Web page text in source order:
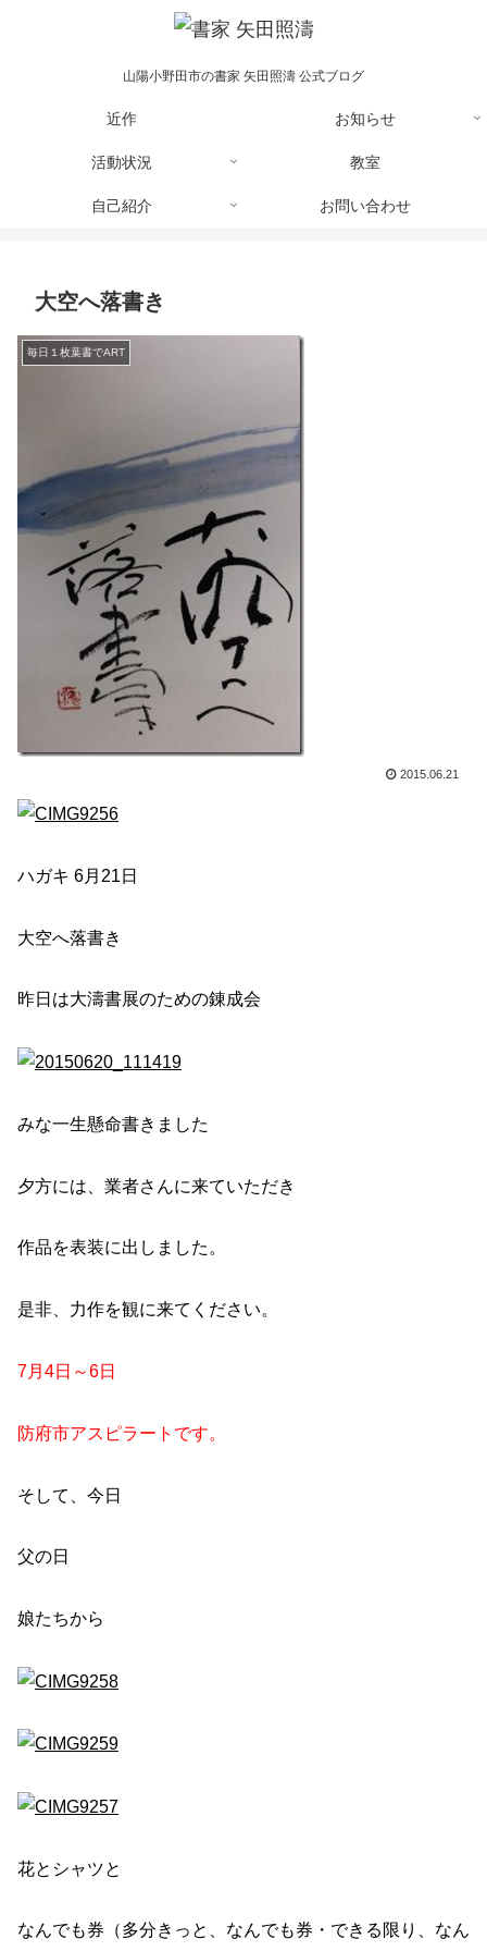
山陽小野田市の書家 矢田照濤 公式ブログ
近作 お知らせ
活動状況 教室
自己紹介 お問い合わせ
大空へ落書き
毎日１枚葉書でART
2015.06.21
ハガキ 6月21日
大空へ落書き
昨日は大濤書展のための錬成会
みな一生懸命書きました
夕方には、業者さんに来ていただき
作品を表装に出しました。
是非、力作を観に来てください。
7月4日～6日
防府市アスピラートです。
そして、今日
父の日
娘たちから
花とシャツと
なんでも券（多分きっと、なんでも券・できる限り、なん